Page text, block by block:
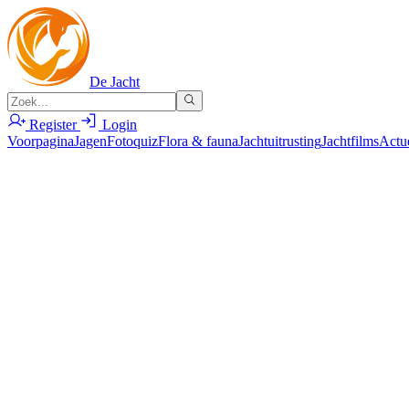
De Jacht
Register
Login
VoorpaginaJagenFotoquizFlora & faunaJachtuitrustingJachtfilms